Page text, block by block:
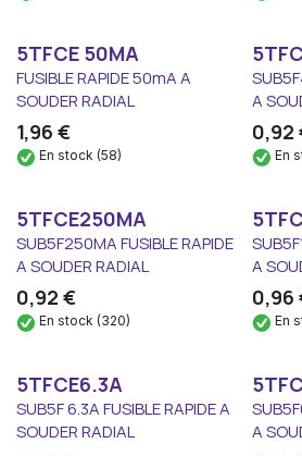
5TFCE 50MA
FUSIBLE RAPIDE 50mA A
SOUDER RADIAL
1,96 €
En stock (58)
A
0,92
En
5TFCE250MA
SUB5F250MA FUSIBLE RAPIDE
A SOUDER RADIAL
0,92 €
En stock (320)
A
0,96
En
5TFCE6.3A
SUB5F 6.3A FUSIBLE RAPIDE A
SOUDER RADIAL
A